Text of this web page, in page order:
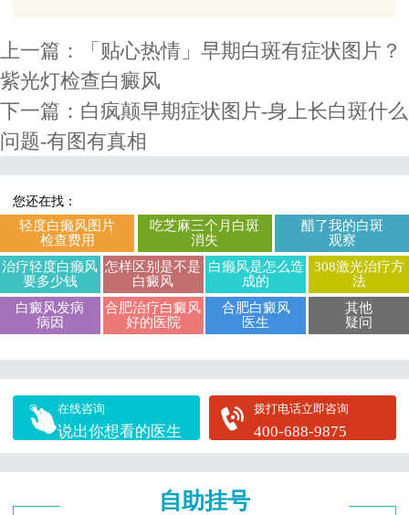
上一篇：
「贴心热情」早期白斑有症状图片？
紫光灯检查白癜风
下一篇： 白疯颠早期症状图片-身上长白斑什么
问题-有图有真相
您还在找：
轻度白癞风图片
检查费用
吃芝麻三个月白斑
消失
醋了我的白斑
观察
治疗轻度白癞风
要多少钱
怎样区别是不是
白癜风
白癞风是怎么造
成的
308激光治疗方
法
白癜风发病
病因
合肥治疗白癜风
好的医院
合肥白癜风
医生
其他
疑问
在线咨询
说出你想看的医生
拨打电话立即咨询
400-688-9875
自助挂号